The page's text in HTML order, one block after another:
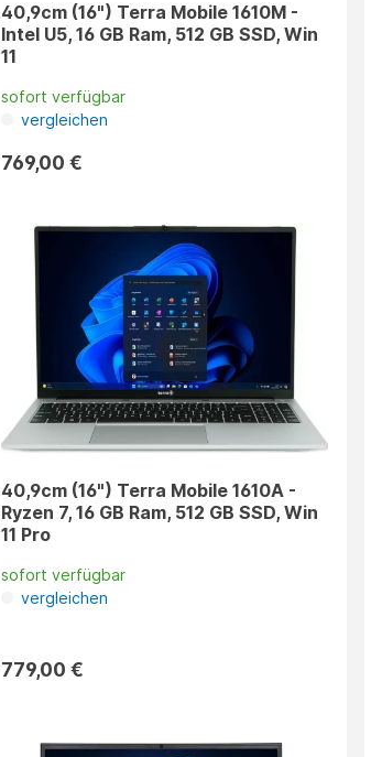
40,9cm (16") Terra Mobile 1610M -
Intel U5, 16 GB Ram, 512 GB SSD, Win
11
sofort verfügbar
vergleichen
769,00 €
40,9cm (16") Terra Mobile 1610A -
Ryzen 7, 16 GB Ram, 512 GB SSD, Win
11 Pro
sofort verfügbar
vergleichen
779,00 €